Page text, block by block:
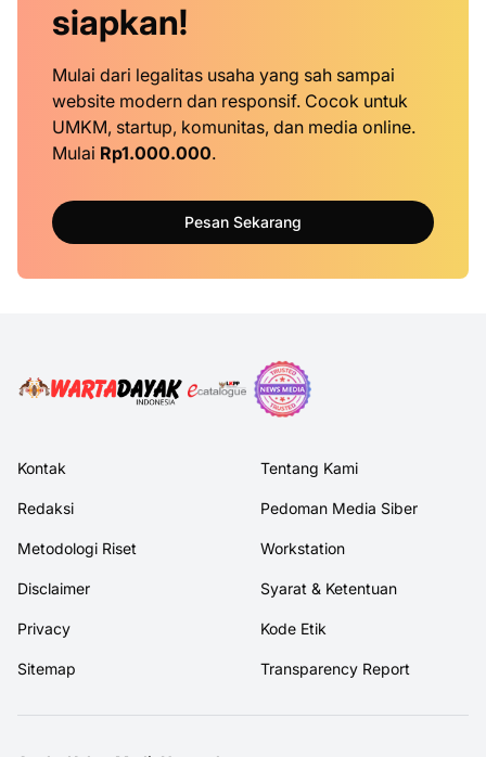
siapkan!
Mulai dari legalitas usaha yang sah sampai
website modern dan responsif. Cocok untuk
UMKM, startup, komunitas, dan media online.
Mulai Rp1.000.000.
Pesan Sekarang
Kontak Tentang Kami
Redaksi Pedoman Media Siber
Metodologi Riset Workstation
Disclaimer Syarat & Ketentuan
Privacy Kode Etik
Sitemap Transparency Report